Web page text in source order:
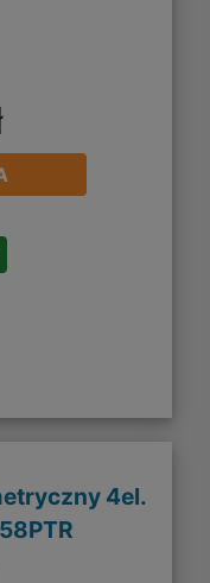
4el.